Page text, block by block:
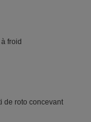
froid
de roto concevant